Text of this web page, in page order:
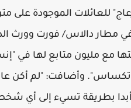
للعائلات الموجودة على
مطار دالاس/ فورت وورث
مع مليون متابع لها في
وأضافت: "لم أكن
أبدا بطريقة تسيء إلى أي